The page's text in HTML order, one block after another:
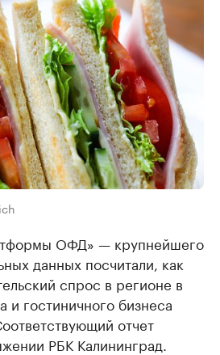
ОФД» — крупнейшего
данных посчитали, как
спрос в регионе в
и гостиничного бизнеса
отчет
РБК Калининград.